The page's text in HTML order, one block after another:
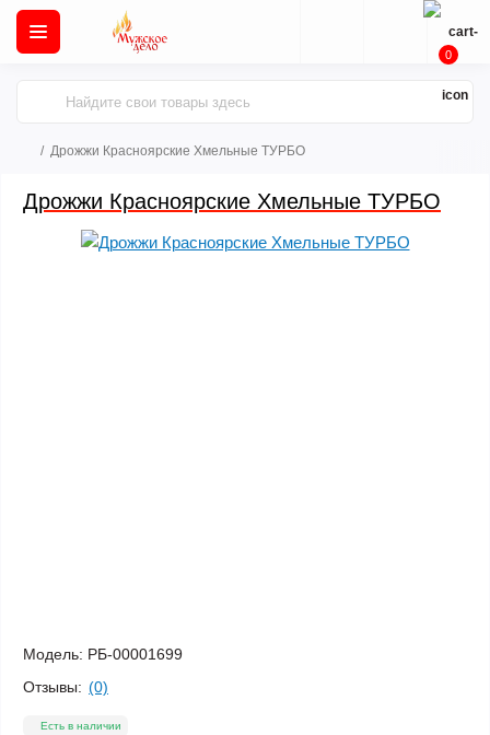
0
Дрожжи Красноярские Хмельные ТУРБО
Дрожжи Красноярские Хмельные ТУРБО
Модель: РБ-00001699
Отзывы: (0)
Есть в наличии